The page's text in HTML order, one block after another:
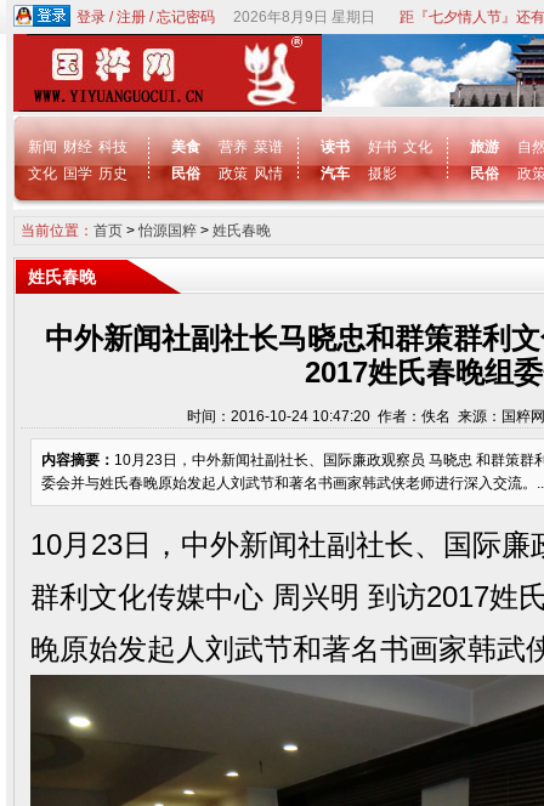
登录/注册/忘记密码 2026年8月9日 星期日 距『七夕情人节』还
新闻 财经 科技
文化 国学 历史
美食 营养 菜谱
民俗
政策 风情
读书 好书 文化
汽车
摄影
旅游
自
民俗
政
当前位置： 首页>怡源国粹> 姓氏春晚
姓氏春晚
中外新闻社副社长马晓忠和群策群利
2017姓氏春晚组
时间：2016-10-24 10:47:20 作者：佚名 来源：国粹
内容摘要： 10月23日，中外新闻社副社长、国际廉政观察员 马晓忠 和群策群
委会并与姓氏春晚原始发起人刘武节和著名书画家韩武侠老师进行深入交流。
10月23日，中外新闻社副社长、国际
群利文化传媒中心 周兴明 到访2017姓
晚原始发起人刘武节和著名书画家韩武